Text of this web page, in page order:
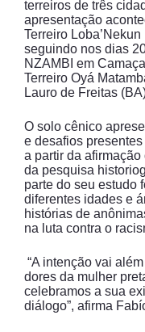
terreiros de três
apresentação
Terreiro
seguindo nos dias
NZAMBI em
Terreiro Oyá
Lauro de Freitas
O solo cênico
e desafios
a partir da
da pesquisa
parte do seu estudo
diferentes idades e
histórias de
na luta contra o
“A intenção vai
dores da mulher
celebramos a sua
diálogo”, afirma